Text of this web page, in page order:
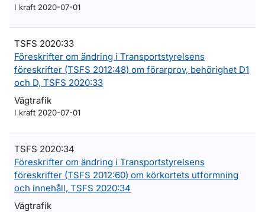
I kraft 2020-07-01
TSFS 2020:33
Föreskrifter om ändring i Transportstyrelsens
föreskrifter (TSFS 2012:48) om förarprov, behörighet D1
och D, TSFS 2020:33
Vägtrafik
I kraft 2020-07-01
TSFS 2020:34
Föreskrifter om ändring i Transportstyrelsens
föreskrifter (TSFS 2012:60) om körkortets utformning
och innehåll, TSFS 2020:34
Vägtrafik